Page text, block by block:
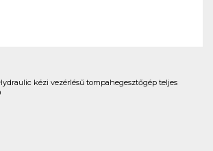
kézi vezérlésű tompahegesztőgép teljes